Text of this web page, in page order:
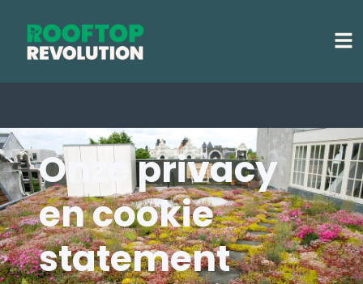
Onze privacy
en cookie
statement